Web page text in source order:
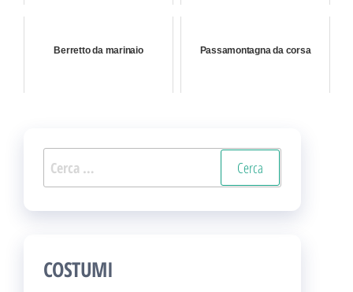
Berretto da marinaio Passamontagna da corsa
Ricerca
per:
COSTUMI